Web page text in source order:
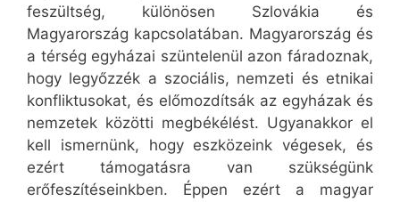
feszültség, különösen Szlovákia és
Magyarország kapcsolatában. Magyarország és
a térség egyházai szüntelenül azon fáradoznak,
hogy legyőzzék a szociális, nemzeti és etnikai
konfliktusokat, és előmozdítsák az egyházak és
nemzetek közötti megbékélést. Ugyanakkor el
kell ismernünk, hogy eszközeink végesek, és
ezért támogatásra van szükségünk
erőfeszítéseinkben. Éppen ezért a magyar